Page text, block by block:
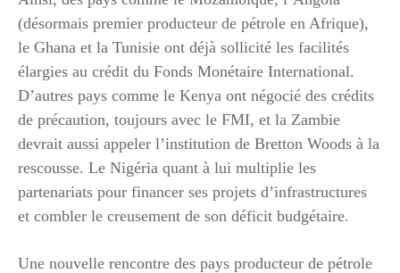
(désormais premier producteur de pétrole en Afrique),
le Ghana et la Tunisie ont déjà sollicité les facilités
élargies au crédit du Fonds Monétaire International.
D’autres pays comme le Kenya ont négocié des crédits
de précaution, toujours avec le FMI, et la Zambie
devrait aussi appeler l’institution de Bretton Woods à la
rescousse. Le Nigéria quant à lui multiplie les
partenariats pour financer ses projets d’infrastructures
et combler le creusement de son déficit budgétaire.
Une nouvelle rencontre des pays producteur de pétrole